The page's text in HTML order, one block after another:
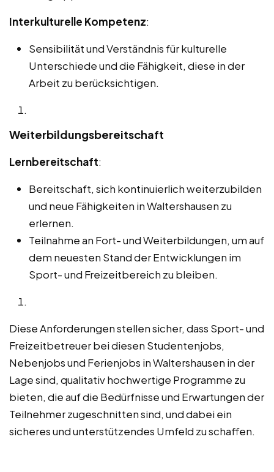
Interkulturelle Kompetenz:
Sensibilität und Verständnis für kulturelle
Unterschiede und die Fähigkeit, diese in der
Arbeit zu berücksichtigen.
Weiterbildungsbereitschaft
Lernbereitschaft:
Bereitschaft, sich kontinuierlich weiterzubilden
und neue Fähigkeiten in Waltershausen zu
erlernen.
Teilnahme an Fort- und Weiterbildungen, um auf
dem neuesten Stand der Entwicklungen im
Sport- und Freizeitbereich zu bleiben.
Diese Anforderungen stellen sicher, dass Sport- und
Freizeitbetreuer bei diesen Studentenjobs,
Nebenjobs und Ferienjobs in Waltershausen in der
Lage sind, qualitativ hochwertige Programme zu
bieten, die auf die Bedürfnisse und Erwartungen der
Teilnehmer zugeschnitten sind, und dabei ein
sicheres und unterstützendes Umfeld zu schaffen.